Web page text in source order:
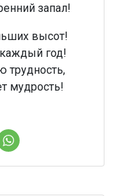
запал!
высот!
год!
мудрость!